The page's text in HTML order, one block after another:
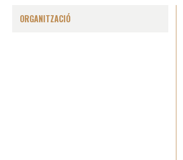
d'Ariadna
ORGANITZACIÓ